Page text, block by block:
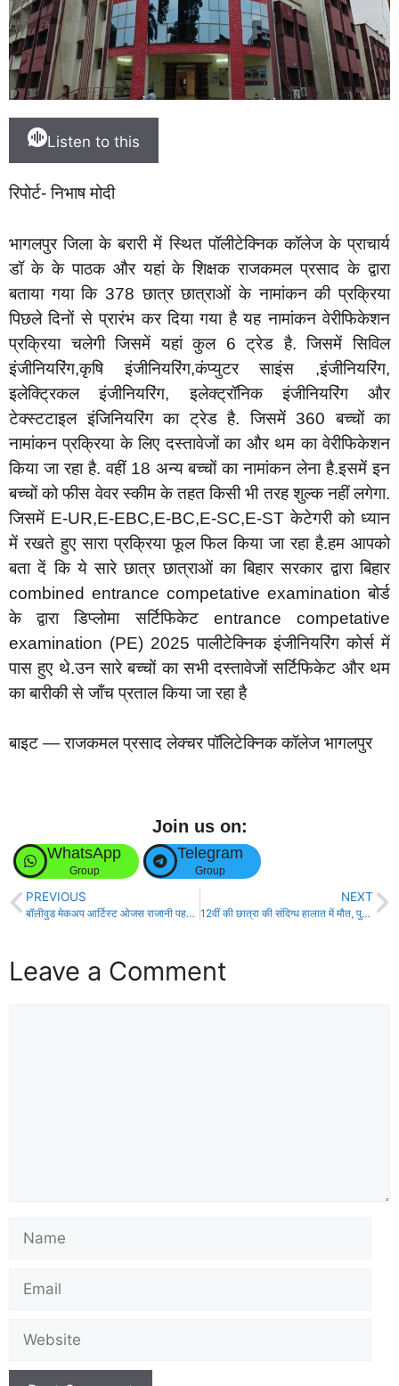
Listen to this
रिपोर्ट- निभाष मोदी
भागलपुर जिला के बरारी में स्थित पॉलीटेक्निक कॉलेज के प्राचार्य
डॉ के के पाठक और यहां के शिक्षक राजकमल प्रसाद के द्वारा
बताया गया कि 378 छात्र छात्राओं के नामांकन की प्रक्रिया
पिछले दिनों से प्रारंभ कर दिया गया है यह नामांकन वेरीफिकेशन
प्रक्रिया चलेगी जिसमें यहां कुल 6 ट्रेड है. जिसमें सिविल
इंजीनियरिंग,कृषि इंजीनियरिंग,कंप्युटर साइंस ,इंजीनियरिंग,
इलेक्ट्रिकल इंजीनियरिंग, इलेक्ट्रॉनिक इंजीनियरिंग और
टेक्स्टटाइल इंजिनियरिंग का ट्रेड है. जिसमें 360 बच्चों का
नामांकन प्रक्रिया के लिए दस्तावेजों का और थम का वेरीफिकेशन
किया जा रहा है. वहीं 18 अन्य बच्चों का नामांकन लेना है.इसमें इन
बच्चों को फीस वेवर स्कीम के तहत किसी भी तरह शुल्क नहीं लगेगा.
जिसमें E-UR,E-EBC,E-BC,E-SC,E-ST केटेगरी को ध्यान
में रखते हुए सारा प्रक्रिया फूल फिल किया जा रहा है.हम आपको
बता दें कि ये सारे छात्र छात्राओं का बिहार सरकार द्वारा बिहार
combined entrance competative examination बोर्ड
के द्वारा डिप्लोमा सर्टिफिकेट entrance competative
examination (PE) 2025 पालीटेक्निक इंजीनियरिंग कोर्स में
पास हुए थे.उन सारे बच्चों का सभी दस्तावेजों सर्टिफिकेट और थम
का बारीकी से जाँच प्रताल किया जा रहा है
बाइट — राजकमल प्रसाद लेक्चर पॉलिटेक्निक कॉलेज भागलपुर
Join us on:
WhatsApp
Group
Telegram
Group
PREVIOUS
बॉलीवुड मेकअप आर्टिस्ट ओजस राजानी पहली बार भागलपुर के कार्यक्रम में लेंगी भाग!
NEXT
12वीं की छात्रा की संदिग्ध हालात में मौत, पुलिस जांच में जुटी!
Leave a Comment